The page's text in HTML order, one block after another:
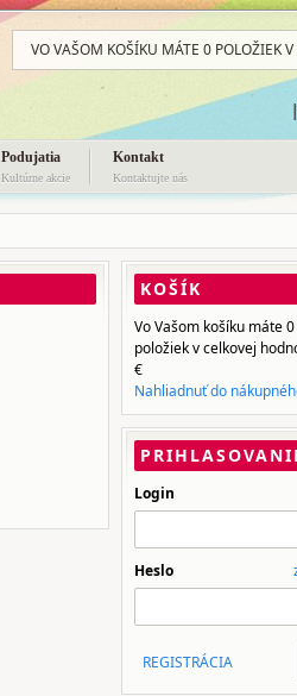
Podujatia
Kultúrne akcie
Kontakt
Kontaktujte nás
VO VAŠOM KOŠÍKU MÁTE 0 POLOŽIEKV
KOŠÍK
Vo Vašom košíku máte0
položiekv celkovej
€
Nahliadnuť do
Login
Heslo
REGISTRÁCIA